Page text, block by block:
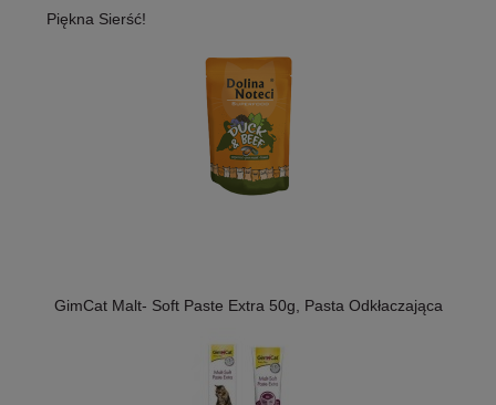
Piękna Sierść!
GimCat Malt- Soft Paste Extra 50g, Pasta Odkłaczająca